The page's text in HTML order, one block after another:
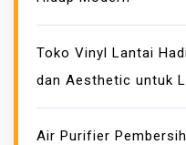
Toko Vinyl Lantai
dan Aesthetic untuk
Air Purifier